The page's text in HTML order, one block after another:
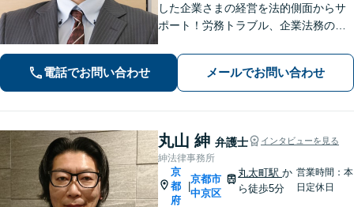
した企業さまの経営を法的側面からサ
ポート！労務トラブル、企業法務のご
問題への対応を中心に、その他中小企
業法務について豊富な経験がありま
す。【Web相談可】
電話でお問い合わせ メールでお問い合わせ
丸山 紳 弁護士 インタビューを見る
紳法律事務所
京
都
府
|
京都市
中京区
丸太町駅か
ら徒歩5分
営業時間：本
日定休日